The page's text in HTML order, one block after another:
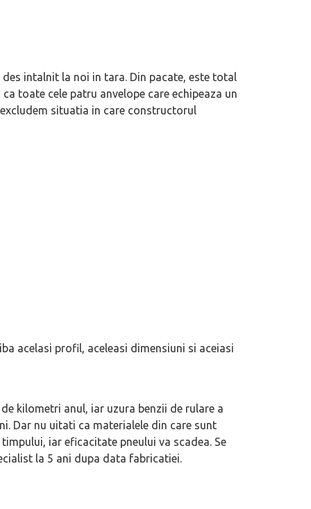
intalnit la noi in tara. Din pacate, este total
toate cele patru anvelope care echipeaza un
situatia in care constructorul
acelasi profil, aceleasi dimensiuni si aceiasi
kilometri anul, iar uzura benzii de rulare a
Dar nu uitati ca materialele din care sunt
iar eficacitate pneului va scadea. Se
la 5 ani dupa data fabricatiei.